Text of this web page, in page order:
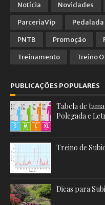
Notícia
Novidades
ParceriaVip
Pedalada
PNTB
Promoção
Treinamento
Treino
PUBLICAÇÕES POPULARES
Tabela de
Polegada e
Treino de
Dicas para